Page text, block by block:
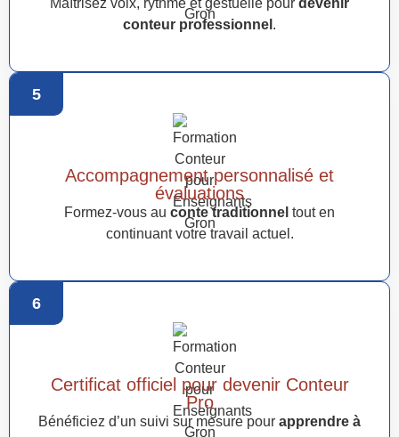
conteur professionnel .
5
Accompagnement personnalisé et
évaluations
Formez-vous au conte traditionnel tout en
continuant votre travail actuel.
6
Certificat officiel pour devenir Conteur
Pro
Bénéficiez d’un suivi sur mesure pour apprendre à